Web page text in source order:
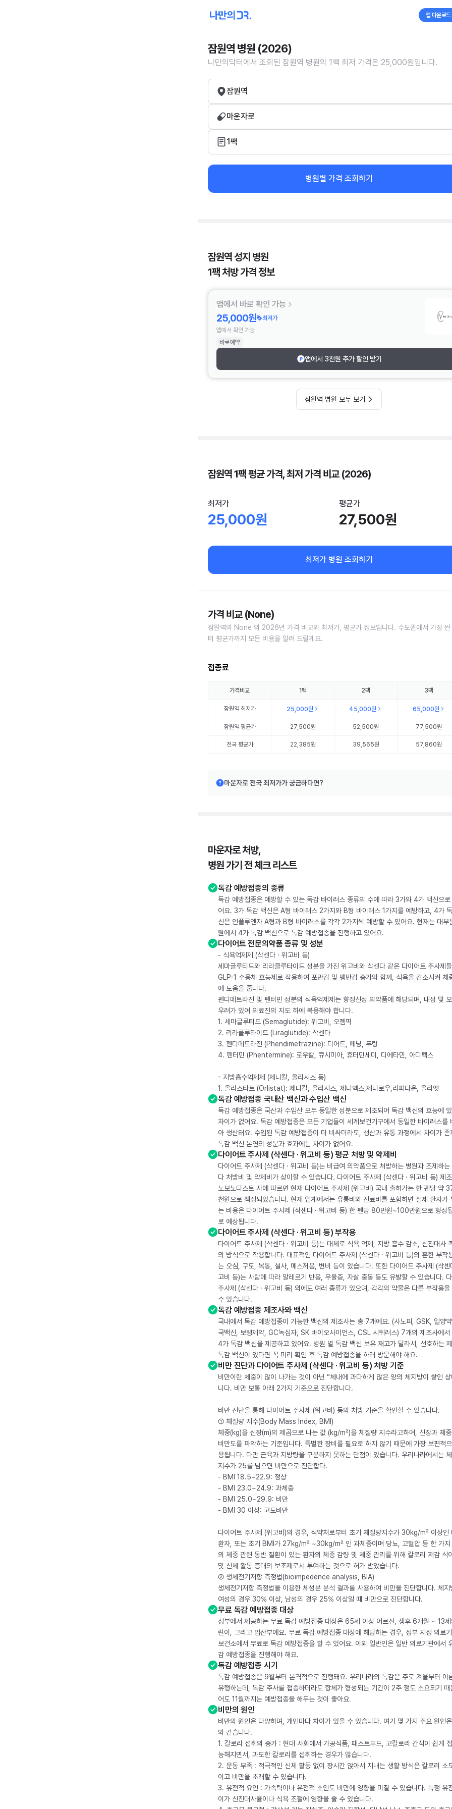
앱 다운로드
잠원역 병원 (2026)
나만의닥터에서 조회된 잠원역 병원의 1팩 최저 가격은 25,000원입니다.
잠원역
마운자로
1팩
병원별 가격 조회하기
잠원역 성지 병원
1팩 처방 가격 정보
앱에서 바로 확인 가능
25,000원
최저가
앱에서 확인 가능
바로예약
앱에서 3천원 추가 할인 받기
잠원역 병원 모두 보기
잠원역 1팩 평균 가격, 최저 가격 비교 (2026)
최저가
25,000원
평균가
27,500원
최저가 병원 조회하기
가격 비교 (None)
잠원역의 None 의 2026년 가격 비교와 최저가, 평균가 정보입니다. 수도권에서 가장 싼
터 평균가까지 모든 비용을 알려 드릴게요.
접종료
가격비교 1팩 2팩 3팩
잠원역최저가 25,000원 45,000원 65,000원
잠원역평균가 27,500원 52,500원 77,500원
전국 평균가 22,385원 39,565원 57,860원
마운자로 전국 최저가가 궁금하다면?
마운자로 처방,
병원 가기 전 체크 리스트
독감 예방접종의 종류
독감 예방접종은 예방할 수 있는 독감 바이러스 종류의 수에 따라 3가와 4가 백신으로
어요. 3가 독감 백신은 A형 바이러스 2가지와 B형 바이러스 1가지를 예방하고, 4가
신은 인플루엔자 A형과 B형 바이러스를 각각 2가지씩 예방할 수 있어요. 현재는 대부
원에서 4가 독감 백신으로 독감 예방접종을 진행하고 있어요.
다이어트 전문의약품 종류 및 성분
- 식욕억제제 (삭센다 · 위고비 등)
세마글루티드와 리라클루타이드 성분을 가진 위고비와 삭센다 같은 다이어트 주사제
GLP-1 수용체 효능제로 작용하여 포만감 및 팽만감 증가와 함께, 식욕을 감소시켜 체
에 도움을 줍니다.
펜디메트라진 및 펜터민 성분의 식욕억제제는 향정신성 의약품에 해당되며, 내성 및
우려가 있어 의료진의 지도 하에 복용해야 합니다.
1. 세마글루티드 (Semaglutide): 위고비, 오젬픽
2. 리라클루타이드 (Liraglutide): 삭센다
3. 펜디메트라진 (Phendimetrazine): 디어트, 페닝, 푸링
4. 펜터민 (Phentermine): 로우칼, 큐시미아, 휴터민세미, 디에타민, 아디펙스
- 지방흡수억제제 (제니칼, 올리시스 등)
1. 올리스타트 (Orlistat): 제니칼, 올리시스, 제니엑스,제니로우,리피다운, 올리엣
독감 예방접종 국내산 백신과 수입산 백신
독감 예방접종은 국산과 수입산 모두 동일한 성분으로 제조되어 독감 백신의 효능에
차이가 없어요. 독감 예방접종은 모든 기업들이 세계보건기구에서 동일한 바이러스를
아 생산돼요. 수입된 독감 예방접종이 더 비싸더라도, 생산과 유통 과정에서 차이가 존
독감 백신 본연의 성분과 효과에는 차이가 없어요.
다이어트 주사제 (삭센다 · 위고비 등) 평균 처방 및 약제비
다이어트 주사제 (삭센다 · 위고비 등)는 비급여 의약품으로 처방하는 병원과 조제하는
다 처방비 및 약제비가 상이할 수 있습니다. 다이어트 주사제 (삭센다 · 위고비 등) 제
노보노디스트 사에 따르면 현재 다이어트 주사제 (위고비) 국내 출하가는 한 펜당 약
천원으로 책정되었습니다. 현재 업계에서는 유통비와 진료비를 포함하면 실제 환자가
는 비용은 다이어트 주사제 (삭센다 · 위고비 등) 한 펜당 80만원~100만원으로 형성
로 예상됩니다.
다이어트 주사제 (삭센다 · 위고비 등) 부작용
다이어트 주사제 (삭센다 · 위고비 등)는 대체로 식욕 억제, 지방 흡수 감소, 신진대사
의 방식으로 작용합니다. 대표적인 다이어트 주사제 (삭센다 · 위고비 등)의 흔한 부작
는 오심, 구토, 복통, 설사, 메스꺼움, 변비 등이 있습니다. 또한 다이어트 주사제 (삭센
고비 등)는 사람에 따라 알레르기 반응, 우울증, 자살 충동 등도 유발할 수 있습니다.
주사제 (삭센다 · 위고비 등) 외에도 여러 종류가 있으며, 각각의 약물은 다른 부작용을
수 있습니다.
독감 예방접종 제조사와 백신
국내에서 독감 예방접종이 가능한 백신의 제조사는 총 7개에요. (사노피, GSK, 일양
국백신, 보령제약, GC녹십자, SK 바이오사이언스, CSL 시퀴러스) 7개의 제조사에서
4가 독감 백신을 제공하고 있어요. 병원 별 독감 백신 보유 재고가 달라서, 선호하는
독감 백신이 있다면 꼭 미리 확인 후 독감 예방접종을 하러 방문해야 해요.
비만 진단과 다이어트 주사제 (삭센다 · 위고비 등) 처방 기준
비만이란 체중이 많이 나가는 것이 아닌 “체내에 과다하게 많은 양의 체지방이 쌓인
니다. 비만 보통 아래 2가지 기준으로 진단합니다.
비만 진단을 통해 다이어트 주사제 (위고비) 등의 처방 기준을 확인할 수 있습니다.
① 체질량 지수(Body Mass Index, BMI)
체중(kg)을 신장(m)의 제곱으로 나눈 값 (kg/m²)을 체질량 지수라고하며, 신장과 체
비만도를 파악하는 기준입니다. 특별한 장비를 필요로 하지 않기 때문에 가장 보편적
용됩니다. 다만 근육과 지방량을 구분하지 못하는 단점이 있습니다. 우리나라에서는
지수가 25를 넘으면 비만으로 진단합다.
- BMI 18.5~22.9: 정상
- BMI 23.0~24.9: 과체중
- BMI 25.0~29.9: 비만
- BMI 30 이상: 고도비만
다이어트 주사제 (위고비)의 경우, 식약처로부터 초기 체질량지수가 30kg/m² 이상인
환자, 또는 초기 BMI가 27kg/m² ~30kg/m² 인 과체중이며 당뇨, 고혈압 등 한 가지
의 체중 관련 동반 질환이 있는 환자의 체중 감량 및 체중 관리를 위해 칼로리 저감 식
및 신체 활동 증대의 보조제로서 투여하는 것으로 허가 받았습니다.
② 생체전기저항 측정법(bioimpedence analysis, BIA)
생체전기저항 측정법을 이용한 체성분 분석 결과를 사용하여 비만을 진단합니다. 체지
여성의 경우 30% 이상, 남성의 경우 25% 이상일 때 비만으로 진단합니다.
무료 독감 예방접종 대상
정부에서 제공하는 무료 독감 예방접종 대상은 65세 이상 어르신, 생후 6개월 ~ 13
린이, 그리고 임산부에요. 무료 독감 예방접종 대상에 해당하는 경우, 정부 지정 의료
보건소에서 무료로 독감 예방접종을 할 수 있어요. 이외 일반인은 일반 의료기관에서
감 예방접종을 진행해야 해요.
독감 예방접종 시기
독감 예방접종은 9월부터 본격적으로 진행돼요. 우리나라의 독감은 주로 겨울부터 이
유행하는데, 독감 주사를 접종하더라도 항체가 형성되는 기간이 2주 정도 소요되기 때
어도 11월까지는 예방접종을 해두는 것이 좋아요.
비만의 원인
비만의 원인은 다양하며, 개인마다 차이가 있을 수 있습니다. 여기 몇 가지 주요 원인
와 같습니다.
1. 칼로리 섭취의 증가 : 현대 사회에서 가공식품, 패스트푸드, 고칼로리 간식이 쉽게
능해지면서, 과도한 칼로리를 섭취하는 경우가 많습니다.
2. 운동 부족 : 적극적인 신체 활동 없이 장시간 앉아서 지내는 생활 방식은 칼로리 소
이고 비만을 초래할 수 있습니다.
3. 유전적 요인 : 가족력이나 유전적 소인도 비만에 영향을 미칠 수 있습니다. 특정 유
이가 신진대사율이나 식욕 조절에 영향을 줄 수 있습니다.